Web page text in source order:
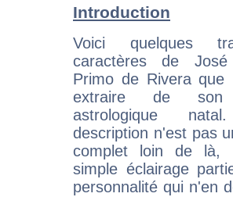
Introduction
Voici quelques
caractères de José
Primo de Rivera que
extraire de son
astrologique
description n'est pas
complet loin de là,
simple éclairage
personnalité qui n'en